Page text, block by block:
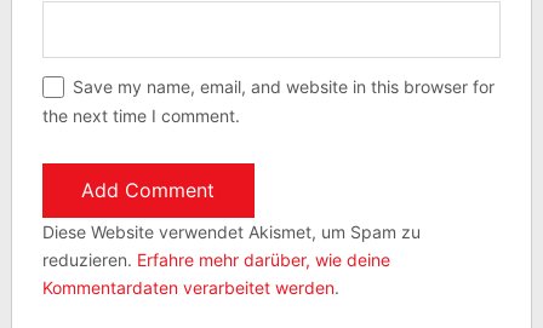
Save my name, email, and website in this browser for
the next time I comment.
Diese Website verwendet Akismet, um Spam zu
reduzieren. Erfahre mehr darüber, wie deine
Kommentardaten verarbeitet werden.